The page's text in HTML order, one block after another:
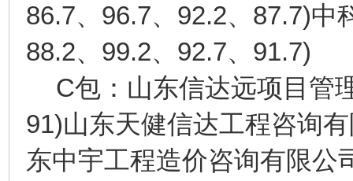
86.7、 96.7、 92.2、 87.7)中
88.2、 99.2、 92.7、 91.7)
C包：山东信达远项目管
91)山东天健信达工程咨询
东中宇工程造价咨询有限公